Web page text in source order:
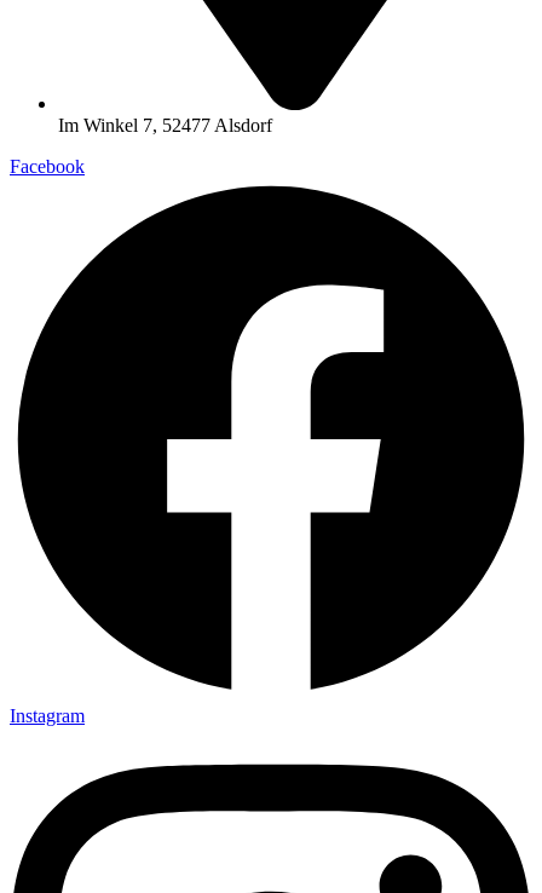
Im Winkel 7, 52477 Alsdorf
Facebook
Instagram